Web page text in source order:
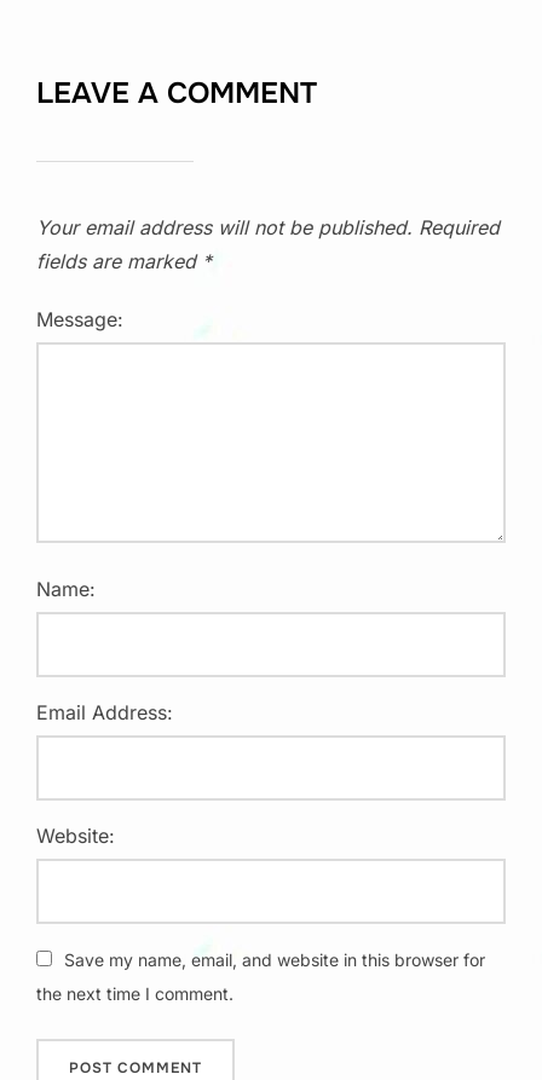
LEAVE A COMMENT
Your email address will not be published. Required
fields are marked *
Message:
Name:
Email Address:
Website:
Save my name, email, and website in this browser for
the next time I comment.